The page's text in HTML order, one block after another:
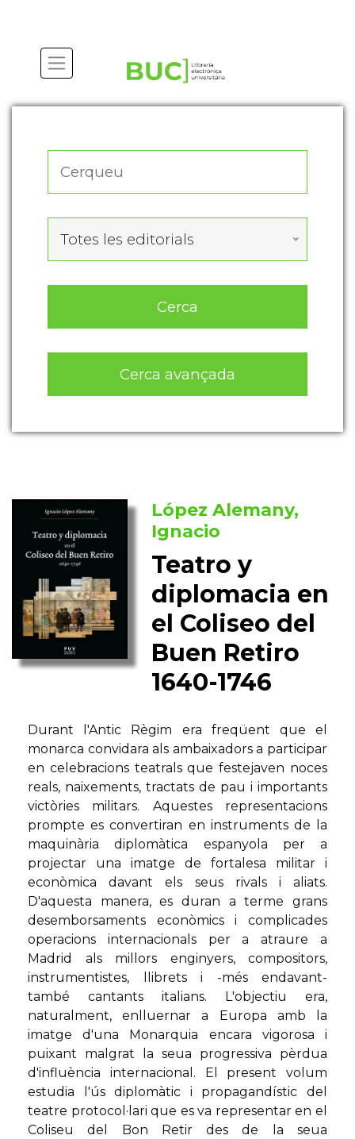
Totes les editorials
Cerca
Cerca avançada
López Alemany,
Ignacio
Teatro y
diplomacia en
el Coliseo del
Buen Retiro
1640-1746
Durant l'Antic Règim era freqüent que el
monarca convidara als ambaixadors a participar
en celebracions teatrals que festejaven noces
reals, naixements, tractats de pau i importants
victòries militars. Aquestes representacions
prompte es convertiran en instruments de la
maquinària diplomàtica espanyola per a
projectar una imatge de fortalesa militar i
econòmica davant els seus rivals i aliats.
D'aquesta manera, es duran a terme grans
desemborsaments econòmics i complicades
operacions internacionals per a atraure a
Madrid als millors enginyers, compositors,
instrumentistes, llibrets i -més endavant-
també cantants italians. L'objectiu era,
naturalment, enlluernar a Europa amb la
imatge d'una Monarquia encara vigorosa i
puixant malgrat la seua progressiva pèrdua
d'influència internacional. El present volum
estudia l'ús diplomàtic i propagandístic del
teatre protocol·lari que es va representar en el
Coliseu del Bon Retir des de la seua